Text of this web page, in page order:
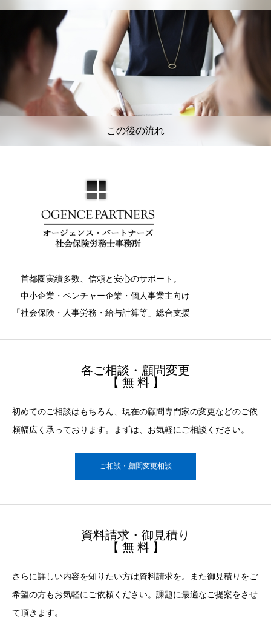
この後の流れ
首都圏実績多数、信頼と安心のサポート。
中小企業・ベンチャー企業・個人事業主向け
「社会保険・人事労務・給与計算等」総合支援
各ご相談・顧問変更
【 無 料 】
初めてのご相談はもちろん、現在の顧問専門家の変更などのご依
頼幅広く承っております。まずは、お気軽にご相談ください。
ご相談・顧問変更相談
資料請求・御見積り
【 無 料 】
さらに詳しい内容を知りたい方は資料請求を。また御見積りをご
希望の方もお気軽にご依頼ください。課題に最適なご提案をさせ
て頂きます。